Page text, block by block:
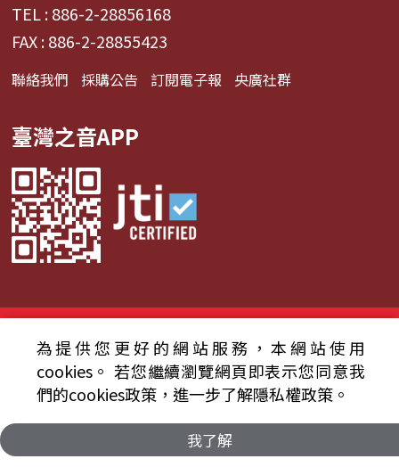
TEL : 886-2-28856168
FAX : 886-2-28855423
聯絡我們 採購公告 訂閱電子報 央廣社群
臺灣之音APP
© 2024財團法人中央廣播電臺 版權所有
資通安全政策聲明
服務條款 隱私權條款
為提供您更好的網站服務，本網站使用
cookies。 若您繼續瀏覽網頁即表示您同意我
們的cookies政策，進一步了解隱私權政策。
我了解